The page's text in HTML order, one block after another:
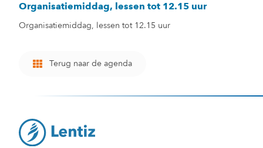
Organisatiemiddag, lessen tot 12.15 uur
Organisatiemiddag, lessen tot 12.15 uur
Terug naar de agenda